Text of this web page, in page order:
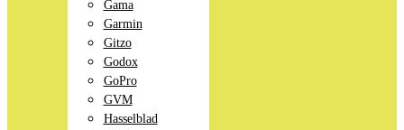
Gama
Garmin
Gitzo
Godox
GoPro
GVM
Hasselblad